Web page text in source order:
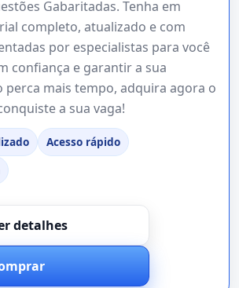
Gabaritadas. Tenha em
completo, atualizado e com
por especialistas para você
confiança e garantir a sua
perca mais tempo, adquira agora o
a sua vaga!
Acesso rápido
detalhes